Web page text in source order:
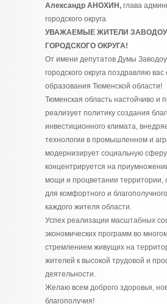
Александр АНОХИН, глава
городского округа
УВАЖАЕМЫЕ ЖИТЕЛИ
ГОРОДСКОГО ОКРУГА!
От имени депутатов Думы
городского округа поздравляю вас
образования Тюменской области!
Тюменская область настойчиво и
реализует политику создания
инвестиционного климата,
технологии в промышленном и
модернизирует социальную сферу,
концентрируется на
мощи и процветании территории,
для комфортного и
каждого жителя области.
Успех реализации масштабных
экономических программ во
стремлением живущих на
жителей к высокой трудовой и
деятельности.
Желаю всем доброго здоровья,
благополучия!